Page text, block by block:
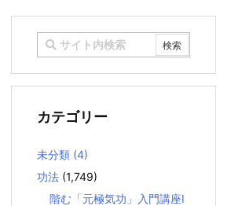
カテゴリー
未分類 (4)
功法 (1,749)
階む「元極気功」入門講座Ⅰ